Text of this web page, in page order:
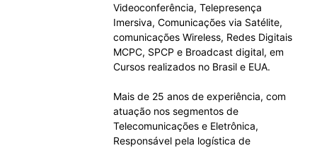
Videoconferência, Telepresença
Imersiva, Comunicações via Satélite,
comunicações Wireless, Redes Digitais
MCPC, SPCP e Broadcast digital, em
Cursos realizados no Brasil e EUA.
Mais de 25 anos de experiência, com
atuação nos segmentos de
Telecomunicações e Eletrônica,
Responsável pela logística de